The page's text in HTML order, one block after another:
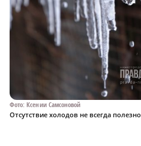
Фото: Ксении Самсоновой
Отсутствие холодов не всегда полезно